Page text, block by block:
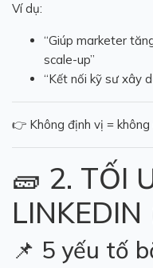
Ví dụ:
“Giúp marketer
scale-up”
“Kết nối kỹ sư xây
👉 Không định vị = không
🧱 2. TỐI
LINKEDIN
📌 5 yếu tố